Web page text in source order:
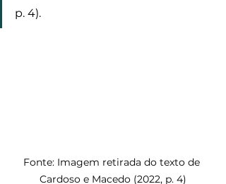
p. 4).
Fonte: Imagem retirada do texto de
Cardoso e Macedo (2022, p. 4)